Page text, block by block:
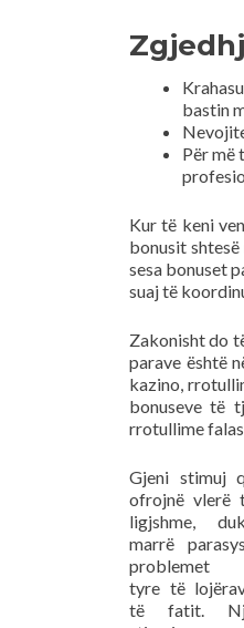
bastin
Për më
Kur të keni
bonusit
sesa bonuset
suaj të
Zakonisht do
parave është
kazino,
bonuseve të
rrotullime
Gjeni stimuj
ofrojnë vlerë
ligjshme,
marrë
problemet
tyre të
të fatit.